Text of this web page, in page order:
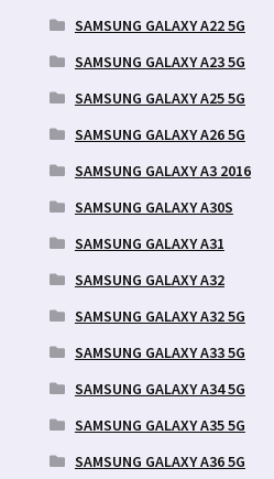
SAMSUNG GALAXY A22 5G
SAMSUNG GALAXY A23 5G
SAMSUNG GALAXY A25 5G
SAMSUNG GALAXY A26 5G
SAMSUNG GALAXY A3 2016
SAMSUNG GALAXY A30S
SAMSUNG GALAXY A31
SAMSUNG GALAXY A32
SAMSUNG GALAXY A32 5G
SAMSUNG GALAXY A33 5G
SAMSUNG GALAXY A34 5G
SAMSUNG GALAXY A35 5G
SAMSUNG GALAXY A36 5G